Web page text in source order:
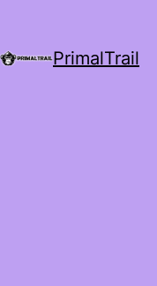
PrimalTrail